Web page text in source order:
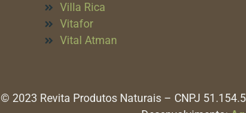
Villa Rica
Vitafor
Vital Atman
© 2023 Revita Produtos Naturais – CNPJ